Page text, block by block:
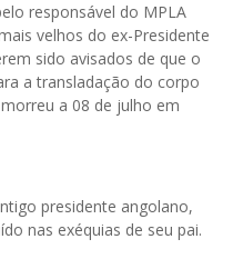
responsável do MPLA
velhos do ex-Presidente
sido avisados de que o
a transladação do corpo
a 08 de julho em
presidente angolano,
nas exéquias de seu pai.